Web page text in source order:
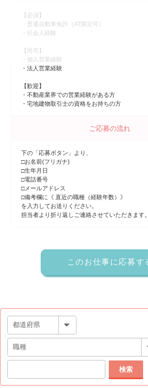
【必須】
・普通自動車免許（AT限定可）
・社会人経験
【尚可】
・個人営業経験
・法人営業経験
【歓迎】
・不動産業界での営業経験がある方
・宅地建物取引士の資格をお持ちの方
ご応募の流れ
下の「応募ボタン」より、
□お名前(フリガナ)
□生年月日
□電話番号
□メールアドレス
□備考欄に《 直近の職種（経験年数）》
を入力してお送りください。
担当者より折り返しご連絡させていただきます。
検索